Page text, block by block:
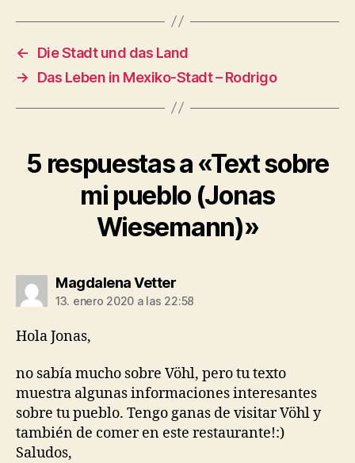
←
Die Stadt und das Land
→
Das Leben in Mexiko-Stadt – Rodrigo
5 respuestas a «Text sobre
mi pueblo (Jonas
Wiesemann)»
Magdalena Vetterdice:
13. enero 2020 a las 22:58
Hola Jonas,
no sabía mucho sobre Vöhl, pero tu texto
muestra algunas informaciones interesantes
sobre tu pueblo. Tengo ganas de visitar Vöhl y
también de comer en este restaurante!:)
Saludos,